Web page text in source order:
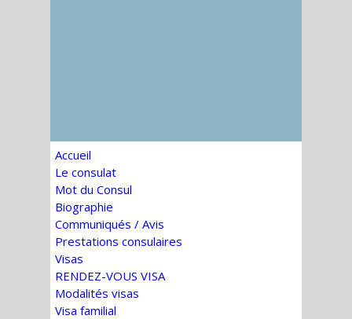
Accueil
Le consulat
Mot du Consul
Biographie
Communiqués / Avis
Prestations consulaires
Visas
RENDEZ-VOUS VISA
Modalités visas
Visa familial